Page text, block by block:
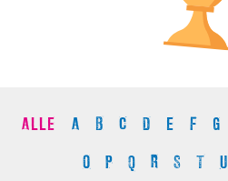
A B C D E F G
O
P Q R S T U
ALLE